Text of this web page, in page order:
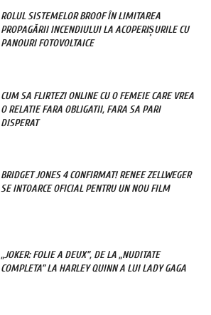
ROLUL SISTEMELOR BROOF ÎN LIMITAREA
PROPAGĂRII INCENDIULUI LA ACOPERIȘURILE CU
PANOURI FOTOVOLTAICE
CUM SA FLIRTEZI ONLINE CU O FEMEIE CARE VREA
O RELATIE FARA OBLIGATII, FARA SA PARI
DISPERAT
BRIDGET JONES 4 CONFIRMAT! RENEE ZELLWEGER
SE INTOARCE OFICIAL PENTRU UN NOU FILM
„JOKER: FOLIE A DEUX”, DE LA „NUDITATE
COMPLETA” LA HARLEY QUINN A LUI LADY GAGA